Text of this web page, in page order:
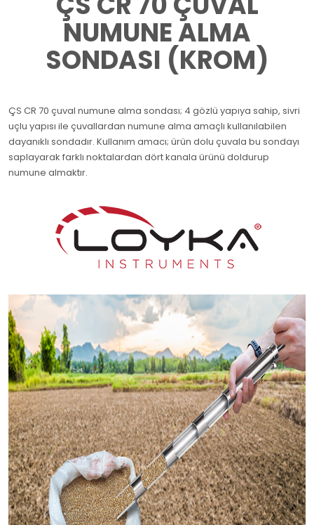
NUMUNE ALMA
SONDASI (KROM)
ÇS CR 70 çuval numune alma sondası; 4 gözlü yapıya sahip, sivri
uçlu yapısı ile çuvallardan numune alma amaçlı kullanılabilen
dayanıklı sondadır. Kullanım amacı; ürün dolu çuvala bu sondayı
saplayarak farklı noktalardan dört kanala ürünü doldurup
numune almaktır.